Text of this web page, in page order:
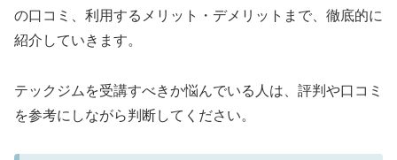
の口コミ、利用するメリット・デメリットまで、徹底的に
紹介していきます。
テックジムを受講すべきか悩んでいる人は、評判や口コミ
を参考にしながら判断してください。